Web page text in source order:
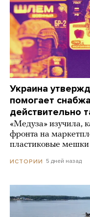
Украина
помогает
действительно
«Медуза» изучила,
фронта на
пластиковые
ИСТОРИИ 5 дней назад